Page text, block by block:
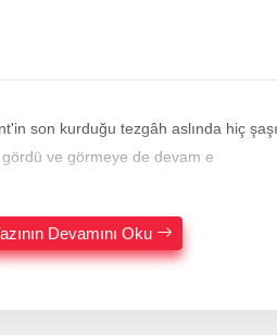
son kurduğu tezgâh aslında hiç
gördü ve görmeye de devam e
Devamını Oku